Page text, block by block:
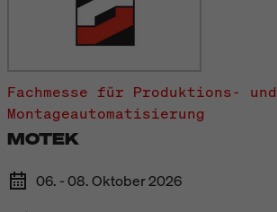
Fachmesse für Produktions- und
Montageautomatisierung
MOTEK
06. - 08. Oktober 2026